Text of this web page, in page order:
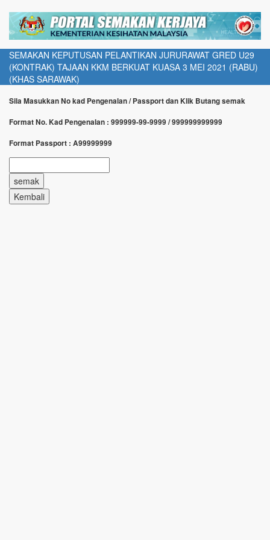
SEMAKAN KEPUTUSAN PELANTIKAN JURURAWAT GRED U29
(KONTRAK) TAJAAN KKM BERKUAT KUASA 3 MEI 2021 (RABU)
(KHAS SARAWAK)
Sila Masukkan No kad Pengenalan / Passport dan Klik Butang semak
Format No. Kad Pengenalan : 999999-99-9999 / 999999999999
Format Passport : A99999999